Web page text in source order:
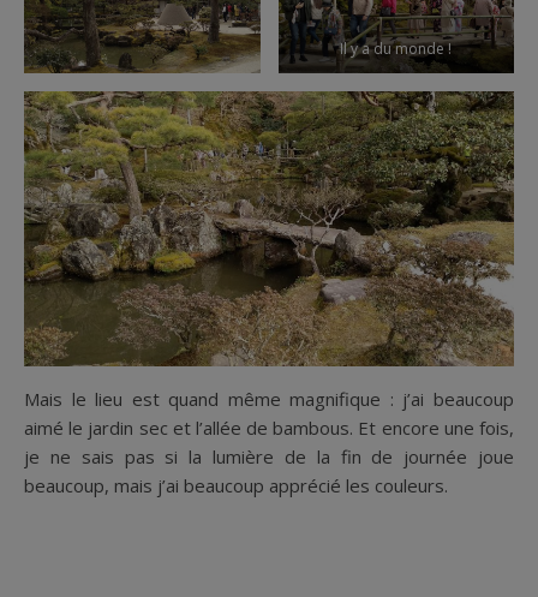
Il y a du monde !
Mais le lieu est quand même magnifique : j’ai beaucoup
aimé le jardin sec et l’allée de bambous. Et encore une fois,
je ne sais pas si la lumière de la fin de journée joue
beaucoup, mais j’ai beaucoup apprécié les couleurs.